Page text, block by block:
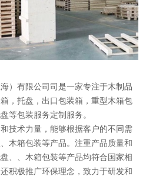
）有限公司 司是一家专注于木制品
，托盘，出口包装箱，重型木箱包
等包装服务定制服务。
技术力量，能够根据客户的不同需
木箱包装等产品。注重产品质量和
、、木箱包装等产品均符合国家相
积极推广环保理念，致力于研发和